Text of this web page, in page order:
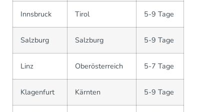
Innsbruck Tirol 5-9 Tage
Salzburg Salzburg 5-9 Tage
Linz Oberösterreich 5-7 Tage
Klagenfurt Kärnten 5-9 Tage